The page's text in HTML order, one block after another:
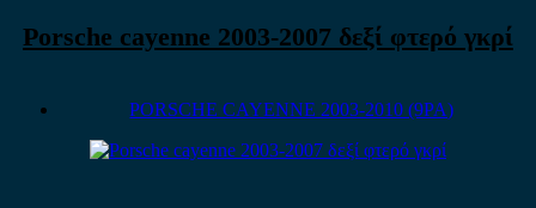
Porsche cayenne 2003-2007 δεξί φτερό γκρί
PORSCHE CAYENNE 2003-2010 (9PA)